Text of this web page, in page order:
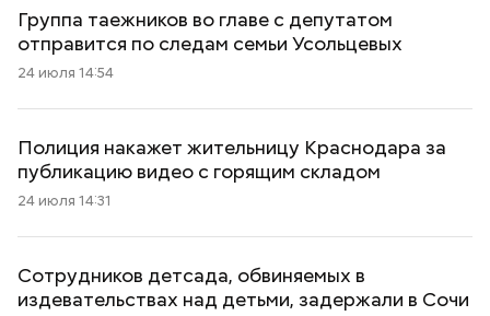
Группа таежников во главе с депутатом
отправится по следам семьи Усольцевых
24 июля 14:54
Полиция накажет жительницу Краснодара за
публикацию видео с горящим складом
24 июля 14:31
Сотрудников детсада, обвиняемых в
издевательствах над детьми, задержали в Сочи